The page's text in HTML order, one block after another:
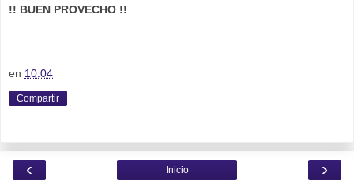
!! BUEN PROVECHO !!
en 10:04
Compartir
‹ ›
Inicio